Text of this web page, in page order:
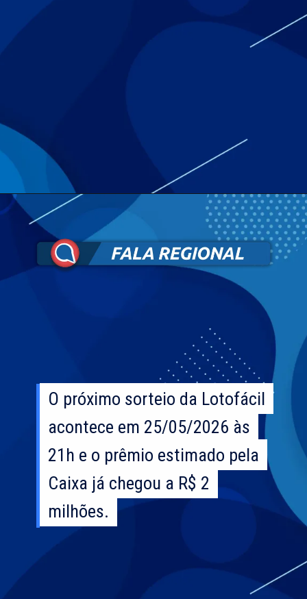
O próximo sorteio da Lotofácil
acontece em 25/05/2026 às
21h e o prêmio estimado pela
Caixa já chegou a R$ 2
milhões.
O próximo sorteio da Lotofácil
acontece em 25/05/2026 às
21h e o prêmio estimado pela
Caixa já chegou a R$ 2
milhões.